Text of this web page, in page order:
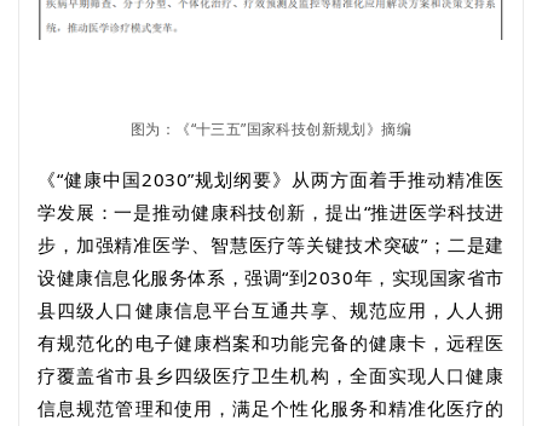
图为：《“十三五”国家科技创新规划》摘编
《“健康中国2030”规划纲要》从两方面着手推动精准医
学发展：一是推动健康科技创新，提出“推进医学科技进
步，加强精准医学、智慧医疗等关键技术突破”；二是建
设健康信息化服务体系，强调“到2030年，实现国家省市
县四级人口健康信息平台互通共享、规范应用，人人拥
有规范化的电子健康档案和功能完备的健康卡，远程医
疗覆盖省市县乡四级医疗卫生机构，全面实现人口健康
信息规范管理和使用，满足个性化服务和精准化医疗的